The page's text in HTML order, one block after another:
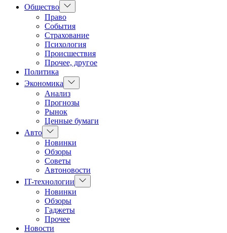
Общество Показать
подменю
Право
События
Страхование
Психология
Происшествия
Прочее, другое
Политика
Экономика
Показать
подменю
Анализ
Прогнозы
Рынок
Ценные бумаги
Авто Показать
подменю
Новинки
Обзоры
Советы
Автоновости
IT-технологии
Показать
подменю
Новинки
Обзоры
Гаджеты
Прочее
Новости